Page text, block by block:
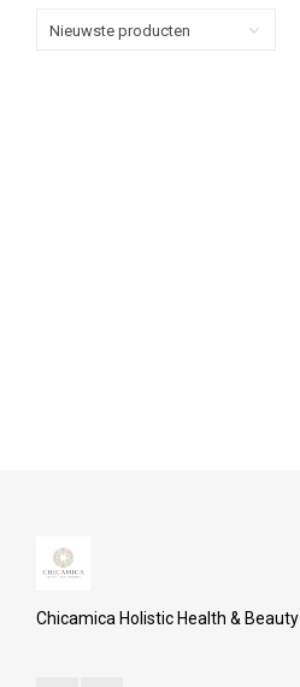
Herkomst: India
Nieuwste producten
Chicamica Holistic Health & Beauty